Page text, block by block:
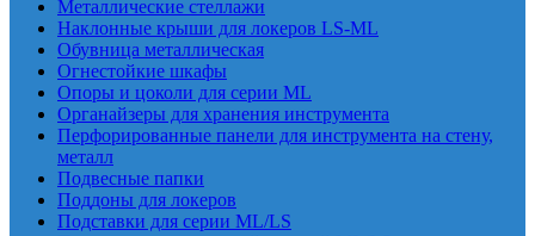
Металлические стеллажи
Наклонные крыши для локеров LS-ML
Обувница металлическая
Огнестойкие шкафы
Опоры и цоколи для серии ML
Органайзеры для хранения инструмента
Перфорированные панели для инструмента на стену,
металл
Подвесные папки
Поддоны для локеров
Подставки для серии ML/LS